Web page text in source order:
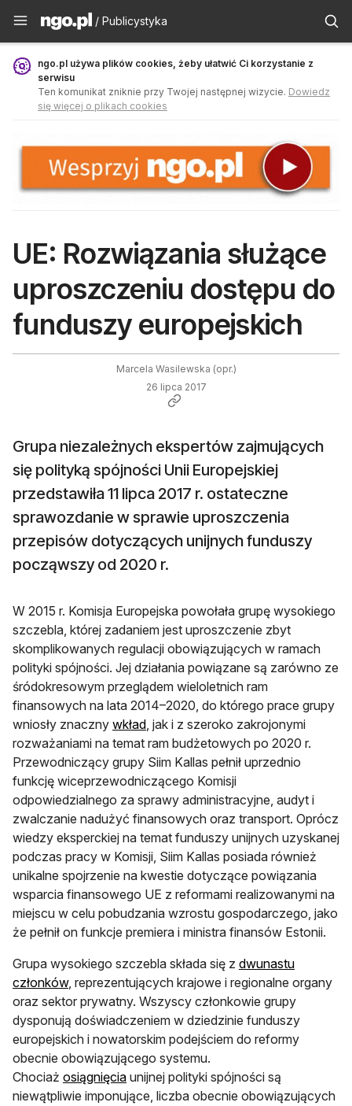
Publicystyka - ngo.pl
/ Publicystyka
ngo.pl używa plików cookies, żeby ułatwić Ci korzystanie z
serwisu
Ten komunikat zniknie przy Twojej następnej wizycie. Dowiedz
się więcej o plikach cookies
UE: Rozwiązania służące
uproszczeniu dostępu do
funduszy europejskich
Marcela Wasilewska (opr.)
26 lipca 2017
Grupa niezależnych ekspertów zajmujących
się polityką spójności Unii Europejskiej
przedstawiła 11 lipca 2017 r. ostateczne
sprawozdanie w sprawie uproszczenia
przepisów dotyczących unijnych funduszy
począwszy od 2020 r.
W 2015 r. Komisja Europejska powołała grupę wysokiego
szczebla, której zadaniem jest uproszczenie zbyt
skomplikowanych regulacji obowiązujących w ramach
polityki spójności. Jej działania powiązane są zarówno ze
śródokresowym przeglądem wieloletnich ram
finansowych na lata 2014–2020, do którego prace grupy
wniosły znaczny wkład, jak i z szeroko zakrojonymi
rozważaniami na temat ram budżetowych po 2020 r.
Przewodniczący grupy Siim Kallas pełnił uprzednio
funkcję wiceprzewodniczącego Komisji
odpowiedzialnego za sprawy administracyjne, audyt i
zwalczanie nadużyć finansowych oraz transport. Oprócz
wiedzy eksperckiej na temat funduszy unijnych uzyskanej
podczas pracy w Komisji, Siim Kallas posiada również
unikalne spojrzenie na kwestie dotyczące powiązania
wsparcia finansowego UE z reformami realizowanymi na
miejscu w celu pobudzania wzrostu gospodarczego, jako
że pełnił on funkcje premiera i ministra finansów Estonii.
Grupa wysokiego szczebla składa się z dwunastu
członków, reprezentujących krajowe i regionalne organy
oraz sektor prywatny. Wszyscy członkowie grupy
dysponują doświadczeniem w dziedzinie funduszy
europejskich i nowatorskim podejściem do reformy
obecnie obowiązującego systemu.
Chociaż osiągnięcia unijnej polityki spójności są
niewątpliwie imponujące, liczba obecnie obowiązujących